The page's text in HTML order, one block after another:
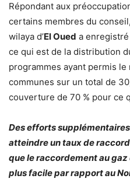
Répondant aux
certains membres du
wilaya d’El Oued a
ce qui est de la distribution
programmes ayant permis le
communes sur un total de
couverture de 70 % pour ce
Des efforts
atteindre un taux de
que le raccordement au
plus facile par rapport au